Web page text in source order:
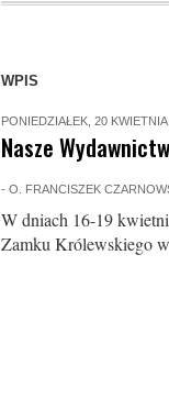
WPIS
PONIEDZIAŁEK, 20
Nasze
- O. FRANCISZEK
W dniach 16-19
Zamku Królewskiego